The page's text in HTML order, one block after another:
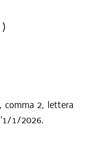
comma 2, lettera
1/2026.